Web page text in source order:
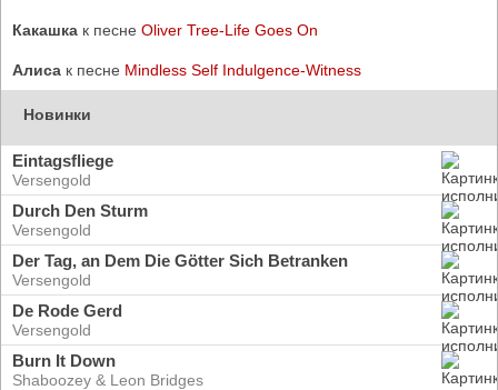
Какашка к песне Oliver Tree-Life Goes On
Алиса к песне Mindless Self Indulgence-Witness
Новинки
Eintagsfliege
Versengold
Durch Den Sturm
Versengold
Der Tag, an Dem Die Götter Sich Betranken
Versengold
De Rode Gerd
Versengold
Burn It Down
Shaboozey & Leon Bridges